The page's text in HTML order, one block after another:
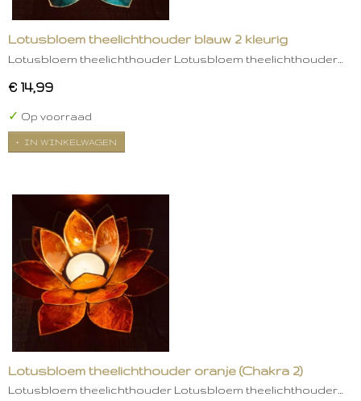
Lotusbloem theelichthouder blauw 2 kleurig
Lotusbloem theelichthouder Lotusbloem theelichthouder…
€ 14,99
✓ Op voorraad
IN WINKELWAGEN
Lotusbloem theelichthouder oranje (Chakra 2)
Lotusbloem theelichthouder Lotusbloem theelichthouder…